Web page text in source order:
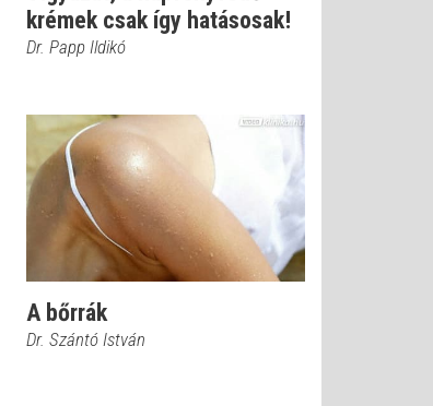
krémek csak így hatásosak!
Dr. Papp Ildikó
A bőrrák
Dr. Szántó István